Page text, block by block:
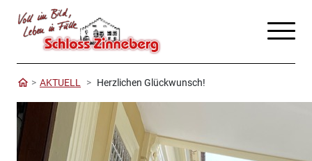
AKTUELL Herzlichen Glückwunsch!